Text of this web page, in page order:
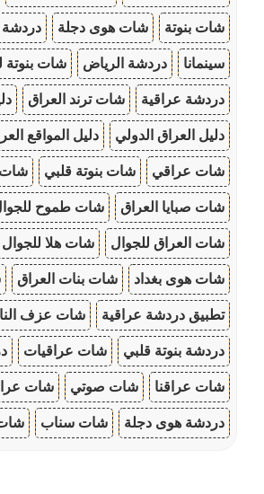
شات بنوتة شات هوى دجلة دردشة
سينمانا دردشة الرياض شات بنوتة
دردشة عراقية شات ترند العراق
دليل العراق الدولي دليل المواقع
شات عراقي شات بنوتة قلبي شات
شات صبايا العراق شات طموح
شات العراق للجوال شات هلا للجوال
شات هوى بغداد شات بنات العراق
تطبيق دردشة عراقية شات عزف
دردشة بنوتة قلبي شات عراقيات
شات عراقنا شات صوتي شات
دردشة هوى دجلة شات سناب